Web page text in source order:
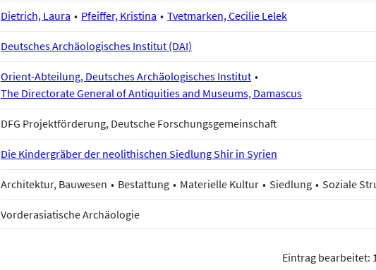
Dietrich, Laura Pfeiffer, Kristina Tvetmarken, Cecilie Lelek
Deutsches Archäologisches Institut (DAI)
Orient-Abteilung, Deutsches Archäologisches Institut
The Directorate General of Antiquities and Museums, Damascus
DFG Projektförderung, Deutsche Forschungsgemeinschaft
Die Kindergräber der neolithischen Siedlung Shir in Syrien
Architektur, Bauwesen Bestattung Materielle Kultur Siedlung Soziale
Vorderasiatische Archäologie
Eintrag bearbeitet: